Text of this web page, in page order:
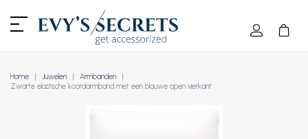
Home Juwelen
Armbanden
Zwarte elastische koordarmband met een blauwe open vierkant